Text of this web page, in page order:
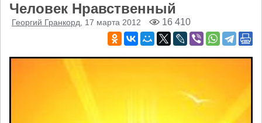
Человек Нравственный
Георгий Гранкорд , 17 марта 2012 16 410